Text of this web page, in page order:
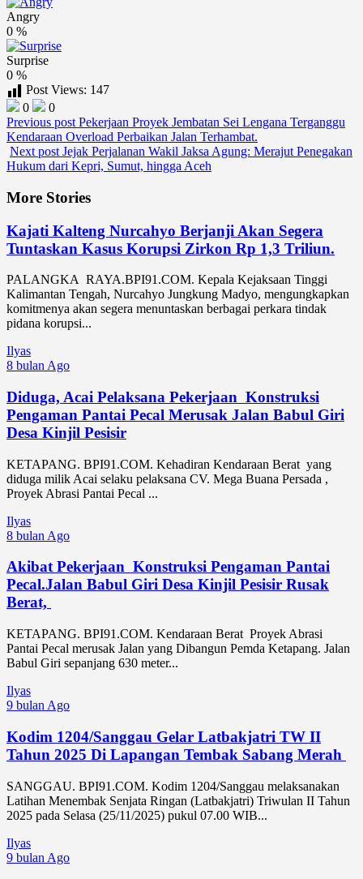
Angry
0 %
Surprise
0 %
Post Views: 147
0
0
Previous post Pekerjaan Proyek Jembatan Sei Lengana Terganggu
Kendaraan Overload Perbaikan Jalan Terhambat.
Next post Jejak Perjalanan Wakil Jaksa Agung: Merajut Penegakan
Hukum dari Kepri, Sumut, hingga Aceh
More Stories
Kajati Kalteng Nurcahyo Berjanji Akan Segera
Tuntaskan Kasus Korupsi Zirkon Rp 1,3 Triliun.
PALANGKA RAYA.BPI91.COM. Kepala Kejaksaan Tinggi
Kalimantan Tengah, Nurcahyo Jungkung Madyo, mengungkapkan
komitmenya akan segera menuntaskan berbagai perkara tindak
pidana korupsi...
Ilyas
8 bulan Ago
Diduga, Acai Pelaksana Pekerjaan Konstruksi
Pengaman Pantai Pecal Merusak Jalan Babul Giri
Desa Kinjil Pesisir
KETAPANG. BPI91.COM. Kehadiran Kendaraan Berat yang
diduga milik Acai selaku pelaksana CV. Mega Buana Persada ,
Proyek Abrasi Pantai Pecal ...
Ilyas
8 bulan Ago
Akibat Pekerjaan Konstruksi Pengaman Pantai
Pecal.Jalan Babul Giri Desa Kinjil Pesisir Rusak
Berat,
KETAPANG. BPI91.COM. Kendaraan Berat Proyek Abrasi
Pantai Pecal merusak Jalan yang Dibangun Pemda Ketapang. Jalan
Babul Giri sepanjang 630 meter...
Ilyas
9 bulan Ago
Kodim 1204/Sanggau Gelar Latbakjatri TW II
Tahun 2025 Di Lapangan Tembak Sabang Merah ‎
‎SANGGAU. BPI91.COM. Kodim 1204/Sanggau melaksanakan
Latihan Menembak Senjata Ringan (Latbakjatri) Triwulan II Tahun
2025 pada Selasa (25/11/2025) pukul 07.00 WIB...
Ilyas
9 bulan Ago